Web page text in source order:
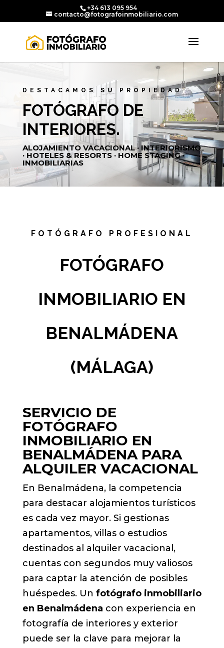
+34 613 095 954
contacto@fotografoinmobiliario.com
DESTACAMOS SU PROPIEDAD
FOTÓGRAFO DE
INTERIORES.
ALOJAMIENTO VACACIONAL · INTERIORISMO
· HOTELES & RESORTS · HOME STAGING ·
INMOBILIARIAS
FOTÓGRAFO PROFESIONAL
FOTÓGRAFO
INMOBILIARIO EN
BENALMÁDENA
(MÁLAGA)
SERVICIO DE
FOTÓGRAFO
INMOBILIARIO EN
BENALMÁDENA PARA
ALQUILER VACACIONAL
En Benalmádena, la competencia
para destacar alojamientos turísticos
es cada vez mayor. Si gestionas
apartamentos, villas o estudios
destinados al alquiler vacacional,
cuentas con segundos muy valiosos
para captar la atención de posibles
huéspedes. Un fotógrafo inmobiliario
en Benalmádena con experiencia en
fotografía de interiores y exterior
puede ser la clave para mejorar la